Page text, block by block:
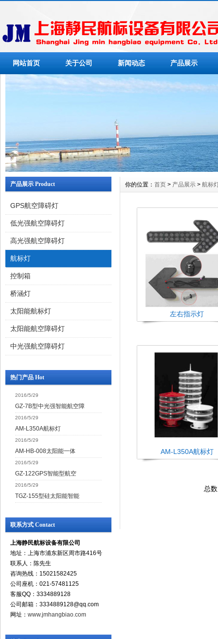
网站首页 关于公司 新闻动态 产品展示
产品展示 Product
GPS航空障碍灯
低光强航空障碍灯
高光强航空障碍灯
航标灯
控制箱
桥涵灯
太阳能航标灯
太阳能航空障碍灯
中光强航空障碍灯
热门产品 Hot
2016/5/29
GZ-7B型中光强智能航空障
2016/5/29
AM-L350A航标灯
2016/5/29
AM-HB-008太阳能一体
2016/5/29
GZ-122GPS智能型航空
2016/5/29
TGZ-155型硅太阳能智能
联系方式 Contact
上海静民航标设备有限公司
地址：上海市浦东新区周市路416号
联系人：陈先生
咨询热线：15021582425
公司座机：021-57481125
客服QQ：3334889128
公司邮箱：3334889128@qq.com
网址： www.jmhangbiao.com
你的位置： 首页 > 产品展示 > 航标
左右指示灯
AM-L350A航标灯
总